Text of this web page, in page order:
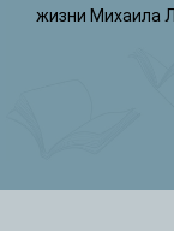
жизни Михаила